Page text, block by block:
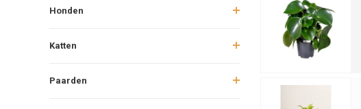
Honden
Katten
Paarden